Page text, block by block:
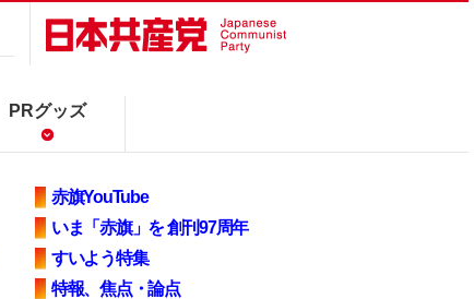
PRグッズ
赤旗YouTube
いま「赤旗」を 創刊97周年
すいよう特集
特報、焦点・論点